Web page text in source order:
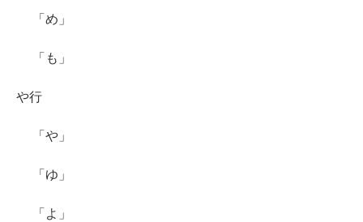
「め」
「も」
や行
「や」
「ゆ」
「よ」